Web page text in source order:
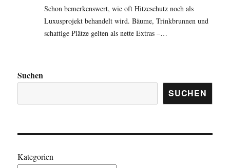
Schon bemerkenswert, wie oft Hitzeschutz noch als
Luxusprojekt behandelt wird. Bäume, Trinkbrunnen und
schattige Plätze gelten als nette Extras –…
Suchen
SUCHEN
Kategorien